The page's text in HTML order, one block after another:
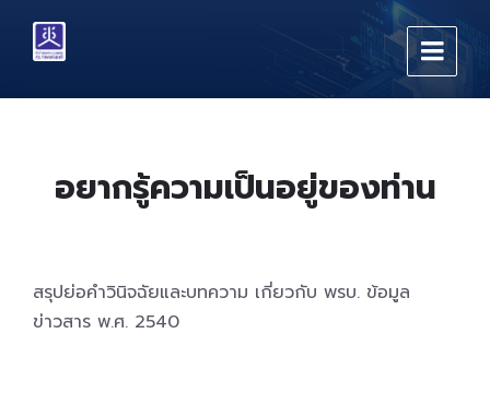
content
main
footer
อยากรู้ความเป็นอยู่ของท่าน
สรุปย่อคำวินิจฉัยและบทความ เกี่ยวกับ พรบ. ข้อมูล
ข่าวสาร พ.ศ. 2540